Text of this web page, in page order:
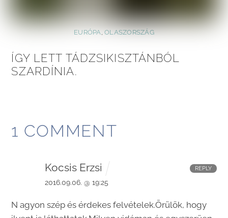
EURÓPA,OLASZORSZÁG
ÍGY LETT TÁDZSIKISZTÁNBÓL
SZARDÍNIA.
1 COMMENT
Kocsis Erzsi
2016.09.06. @ 19:25
N agyon szép és érdekes felvételek.Örülök, hogy
REPLY